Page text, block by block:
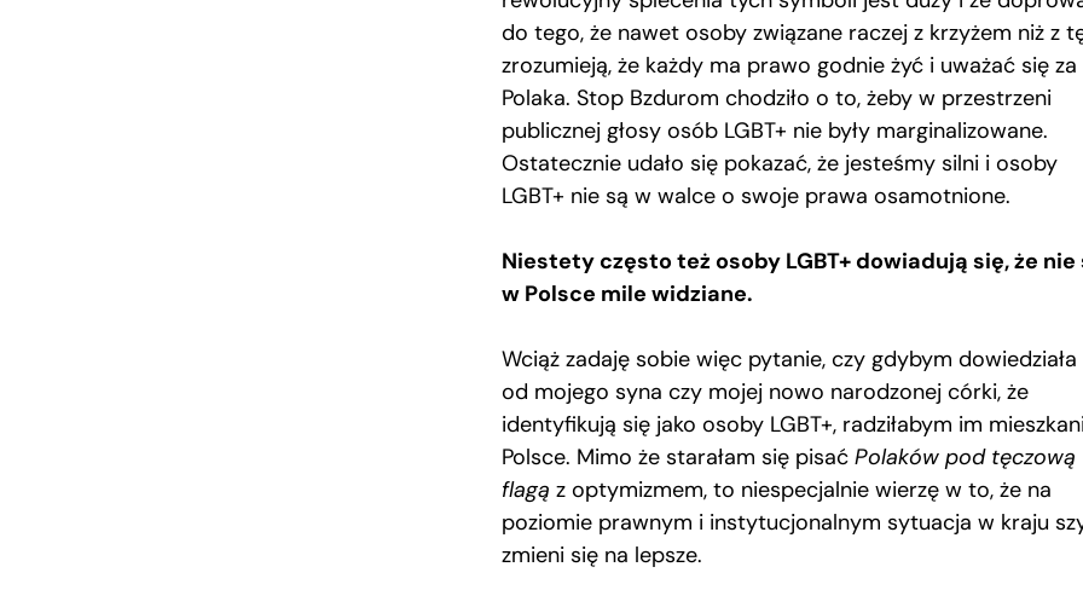
do tego, że nawet osoby związane raczej z krzyżem niż z
zrozumieją, że każdy ma prawo godnie żyć i uważać się za
Polaka. Stop Bzdurom chodziło o to, żeby w przestrzeni
publicznej głosy osób LGBT+ nie były marginalizowane.
Ostatecznie udało się pokazać, że jesteśmy silni i osoby
LGBT+ nie są w walce o swoje prawa osamotnione.
Niestety często też osoby LGBT+ dowiadują się, że nie
w Polsce mile widziane.
Wciąż zadaję sobie więc pytanie, czy gdybym dowiedziała
od mojego syna czy mojej nowo narodzonej córki, że
identyfikują się jako osoby LGBT+, radziłabym im
Polsce. Mimo że starałam się pisać Polaków pod tęczową
flagą z optymizmem, to niespecjalnie wierzę w to, że na
poziomie prawnym i instytucjonalnym sytuacja w kraju
zmieni się na lepsze.